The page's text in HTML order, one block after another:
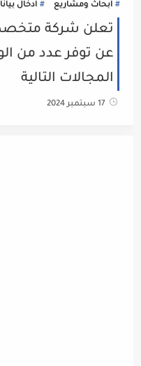
ابحاث ومشاريع ادخال
تعلن شركة
عن توفر عدد من
المجالات التالية
17 سبتمبر 2024